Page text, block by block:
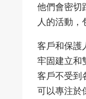
他們會密切
人的活動，
客戶和保護
牢固建立和
客戶不受到
可以專注於